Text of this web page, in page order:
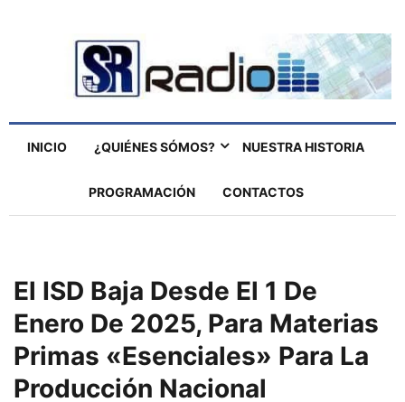
INICIO ¿QUIÉNES SÓMOS? NUESTRA HISTORIA
PROGRAMACIÓN CONTACTOS
El ISD Baja Desde El 1 De
Enero De 2025, Para Materias
Primas «esenciales» Para La
Producción Nacional